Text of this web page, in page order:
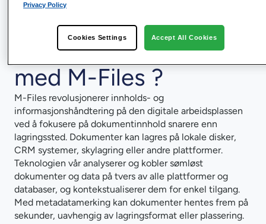
Hvorfor forbedre
med M-Files ?
M-Files revolusjonerer innholds- og
informasjonshåndtering på den digitale arbeidsplassen
ved å fokusere på dokumentinnhold snarere enn
lagringssted. Dokumenter kan lagres på lokale disker,
CRM systemer, skylagring eller andre plattformer.
Teknologien vår analyserer og kobler sømløst
dokumenter og data på tvers av alle plattformer og
databaser, og kontekstualiserer dem for enkel tilgang.
Med metadatamerking kan dokumenter hentes frem på
sekunder, uavhengig av lagringsformat eller plassering.
Privacy Policy
Cookies Settings Accept All Cookies